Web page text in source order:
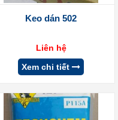
Keo dán 502
Liên hệ
Xem chi tiết